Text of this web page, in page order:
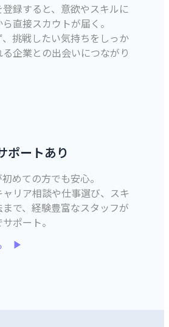
録すると、意欲やスキルに
直接スカウトが届く。
挑戦したい気持ちをしっか
る企業との出会いにつながり
ポートあり
めての方でも安心。
リア相談や仕事選び、スキ
で、経験豊富なスタッフが
ポート。
▶